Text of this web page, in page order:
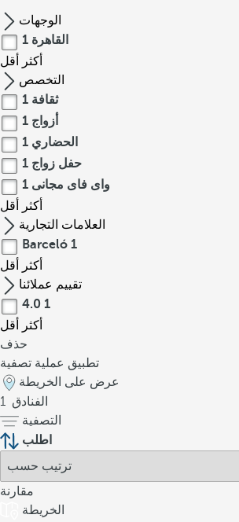
الوجهات
القاهرة 1
أكثر
أقل
التخصص
ثقافة 1
أزواج 1
الحضاري 1
حفل زواج 1
واى فاى مجانى 1
أكثر
أقل
العلامات التجارية
Barceló 1
أكثر
أقل
تقييم عملائنا
4.0 1
أكثر
أقل
حذف
تطبيق عملية تصفية
عرض على الخريطة
1 الفنادق
التصفية
اطلب
مقارنة
الخريطة